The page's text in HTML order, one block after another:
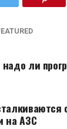
ли
на АЗС